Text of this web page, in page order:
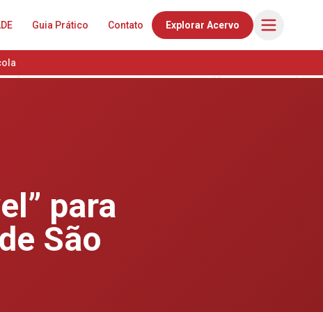
Guia Prático Contato Explorar Acervo
para
São